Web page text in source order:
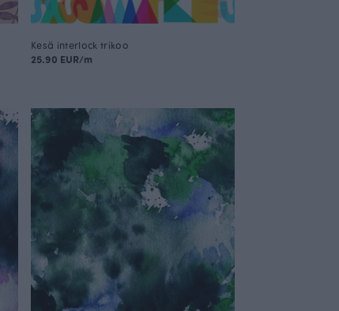
Kesä interlock trikoo
25.90 EUR/m